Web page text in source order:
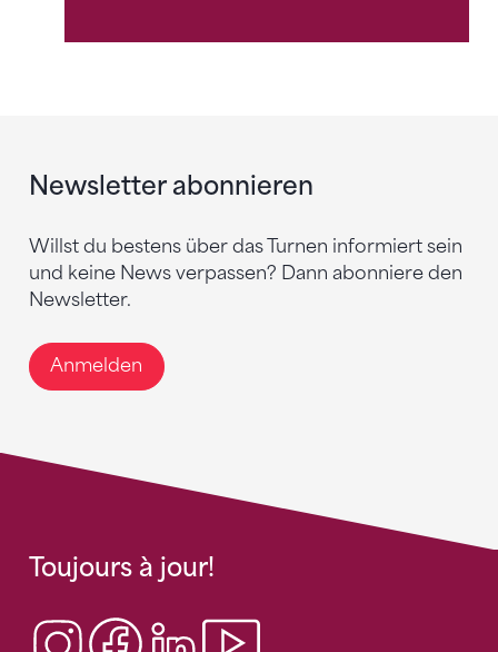
Newsletter abonnieren
Willst du bestens über das Turnen informiert sein
und keine News verpassen? Dann abonniere den
Newsletter.
Anmelden
Toujours à jour!